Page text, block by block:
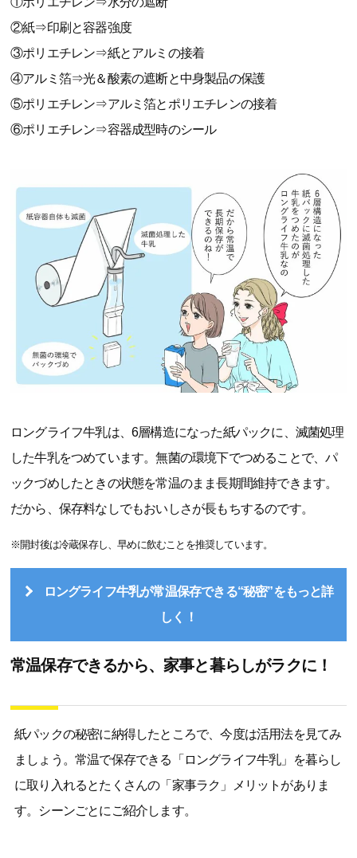
②紙⇒印刷と容器強度
③ポリエチレン⇒紙とアルミの接着
④アルミ箔⇒光＆酸素の遮断と中身製品の保護
⑤ポリエチレン⇒アルミ箔とポリエチレンの接着
⑥ポリエチレン⇒容器成型時のシール
ロングライフ牛乳は、6層構造になった紙パックに、滅菌処理
した牛乳をつめています。無菌の環境下でつめることで、パ
ックづめしたときの状態を常温のまま長期間維持できます。
だから、保存料なしでもおいしさが長もちするのです。
※開封後は冷蔵保存し、早めに飲むことを推奨しています。
ロングライフ牛乳が常温保存できる“秘密”をもっと詳
しく！
常温保存できるから、家事と暮らしがラクに！
紙パックの秘密に納得したところで、今度は活用法を見てみ
ましょう。常温で保存できる「ロングライフ牛乳」を暮らし
に取り入れるとたくさんの「家事ラク」メリットがありま
す。シーンごとにご紹介します。